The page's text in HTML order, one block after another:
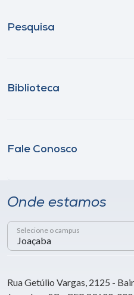
Pesquisa
Biblioteca
Fale Conosco
Onde estamos
Selecione o campus
Rua Getúlio Vargas, 2125 -